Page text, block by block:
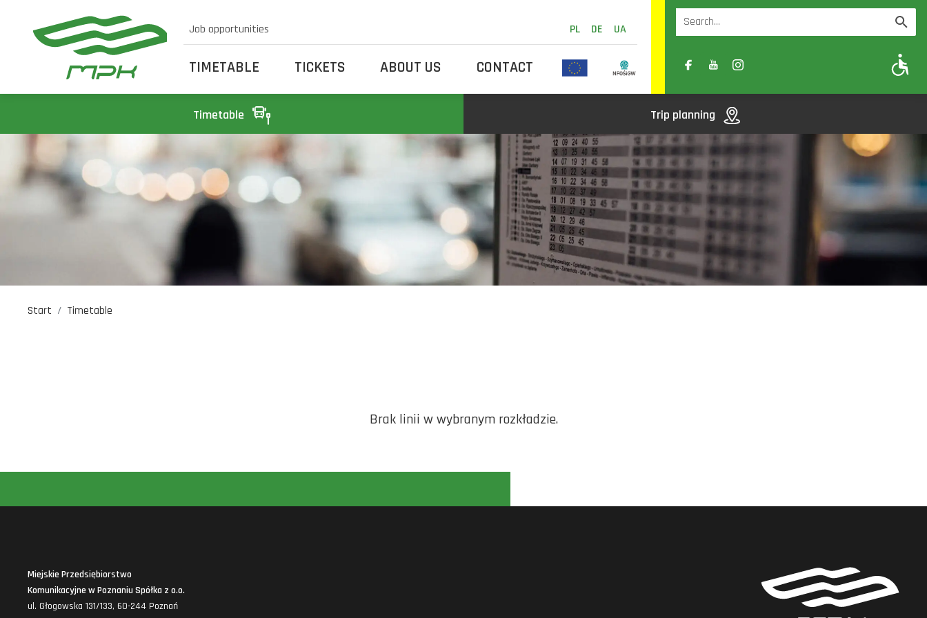
Job opportunities PL DE UA
TIMETABLE TICKETS ABOUT US CONTACT A- A A+
Timetable Trip planning
Start Timetable
Brak linii w wybranym rozkładzie.
Miejskie Przedsiębiorstwo
Komunikacyjne w Poznaniu Spółka z o.o.
ul. Głogowska 131/133, 60-244 Poznań